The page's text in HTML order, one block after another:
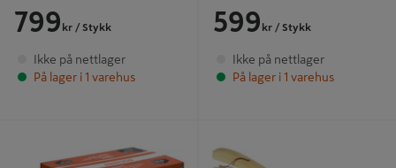
799 kr / Stykk
Ikke på nettlager
På lager i 1 varehus
599 kr / Stykk
Ikke på nettlager
På lager i 1 varehus